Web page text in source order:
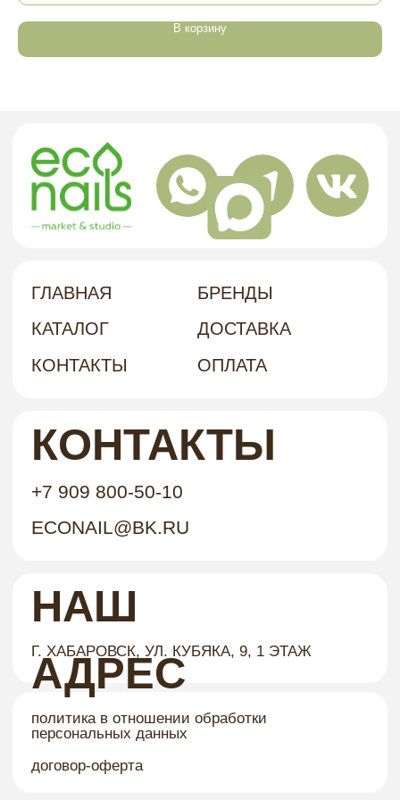
В корзину
Г. ХАБАРОВСК, УЛ. КУБЯКА, 9, 1 ЭТАЖ
АДРЕС
политика в отношении обработки